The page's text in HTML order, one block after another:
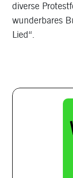
diverse
wunderbares
Lied“.